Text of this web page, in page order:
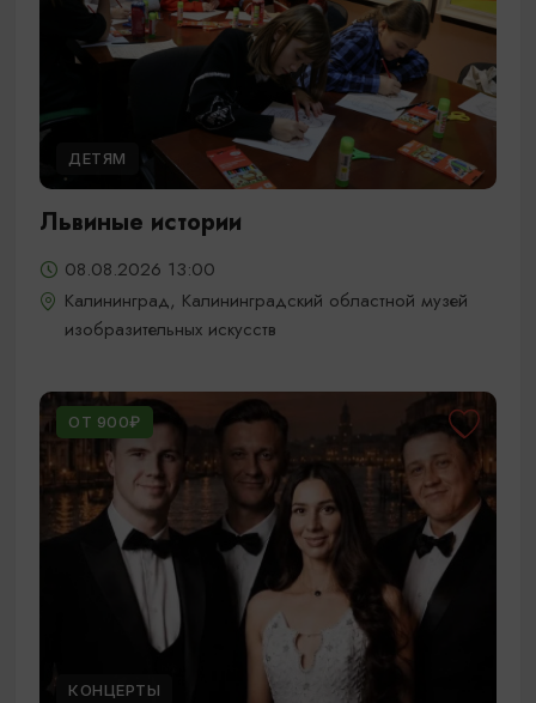
ДЕТЯМ
Львиные истории
08.08.2026 13:00
Калининград, Калининградский областной музей
изобразительных искусств
ОТ 900₽
КОНЦЕРТЫ